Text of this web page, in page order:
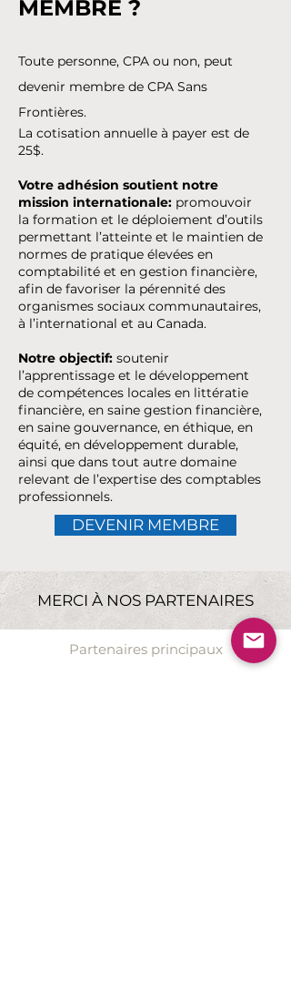
MEMBRE ?
Toute personne, CPA ou non, peut
devenir membre de CPA Sans
Frontières.
La cotisation annuelle à payer est de
25$.
Votre adhésion soutient notre
mission internationale: promouvoir
la formation et le déploiement d’outils
permettant l’atteinte et le maintien de
normes de pratique élevées en
comptabilité et en gestion financière,
afin de favoriser la pérennité des
organismes sociaux communautaires,
à l’international et au Canada.
Notre objectif: soutenir
l’apprentissage et le développement
de compétences locales en littératie
financière, en saine gestion financière,
en saine gouvernance, en éthique, en
équité, en développement durable,
ainsi que dans tout autre domaine
relevant de l’expertise des comptables
professionnels.
DEVENIR MEMBRE
MERCI À NOS PARTENAIRES
Partenaires principaux